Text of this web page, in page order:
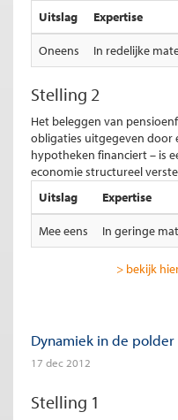
Uitslag
Expertise
Oneens In redelijke
Stelling 2
Het beleggen van
obligaties uitgegeven door
hypotheken financiert – is
economie structureel
Uitslag
Expertise
Mee eens In geringe
> bekijk
Dynamiek in de polder
17 dec 2012
Stelling 1